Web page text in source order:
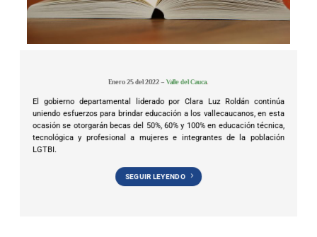
Enero 25 del 2022 – Valle delCauca.
El gobierno departamental liderado por Clara Luz Roldán continúa
uniendo esfuerzos para brindar educación a los vallecaucanos, en esta
ocasión se otorgarán becas del 50%, 60% y 100% en educación técnica,
tecnológica y profesional a mujeres e integrantes de la población
LGTBI.
SEGUIR LEYENDO